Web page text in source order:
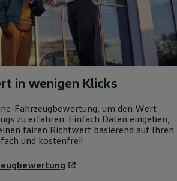
in wenigen Klicks
Fahrzeugbewertung, um den Wert
zu erfahren. Einfach Daten eingeben,
fairen Richtwert basierend auf Ihren
und kostenfrei!